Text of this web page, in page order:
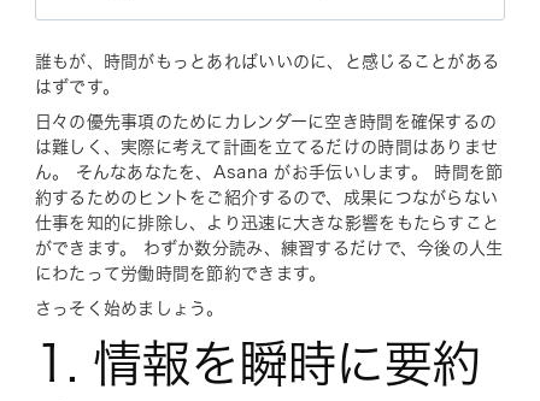
誰もが、時間がもっとあればいいのに、と感じることがある
はずです。
日々の優先事項のためにカレンダーに空き時間を確保するの
は難しく、実際に考えて計画を立てるだけの時間はありませ
ん。 そんなあなたを、Asana がお手伝いします。 時間を節
約するためのヒントをご紹介するので、成果につながらない
仕事を知的に排除し、より迅速に大きな影響をもたらすこと
ができます。 わずか数分読み、練習するだけで、今後の人生
にわたって労働時間を節約できます。
さっそく始めましょう。
1. 情報を瞬時に要約